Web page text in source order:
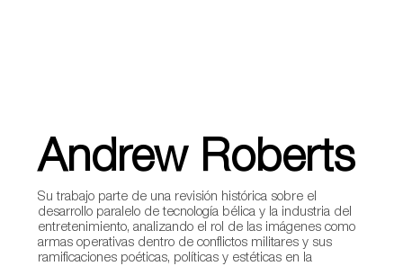
Andrew Roberts
Su trabajo parte de una revisión histórica sobre el
desarrollo paralelo de tecnología bélica y la industria del
entretenimiento, analizando el rol de las imágenes como
armas operativas dentro de conflictos militares y sus
ramificaciones poéticas, políticas y estéticas en la